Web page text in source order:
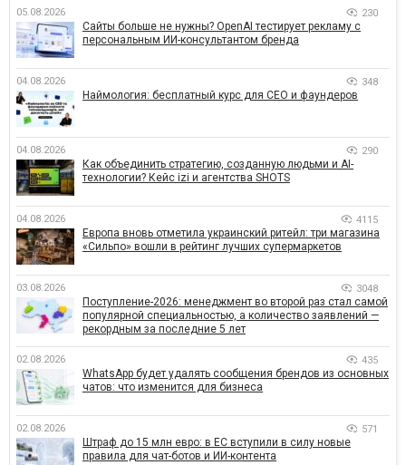
05.08.2026 230
Сайты больше не нужны? OpenAI тестирует рекламу с
персональным ИИ-консультантом бренда
04.08.2026 348
Наймология: бесплатный курс для CEO и фаундеров
04.08.2026 290
Как объединить стратегию, созданную людьми и AI-
технологии? Кейс izi и агентства SHOTS
04.08.2026 4115
Европа вновь отметила украинский ритейл: три магазина
«Сильпо» вошли в рейтинг лучших супермаркетов
03.08.2026 3048
Поступление-2026: менеджмент во второй раз стал самой
популярной специальностью, а количество заявлений —
рекордным за последние 5 лет
02.08.2026 435
WhatsApp будет удалять сообщения брендов из основных
чатов: что изменится для бизнеса
02.08.2026 571
Штраф до 15 млн евро: в ЕС вступили в силу новые
правила для чат-ботов и ИИ-контента